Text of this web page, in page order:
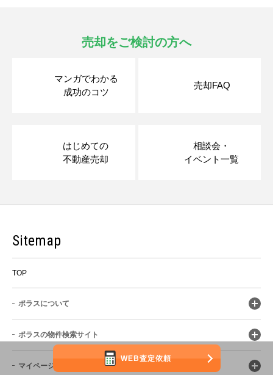
WEB査定依頼
売却をご検討の方へ
マンガでわかる
成功のコツ
売却FAQ
はじめての
不動産売却
相談会・
イベント一覧
Sitemap
TOP
ポラスについて
ポラスの物件検索サイト
マイページ